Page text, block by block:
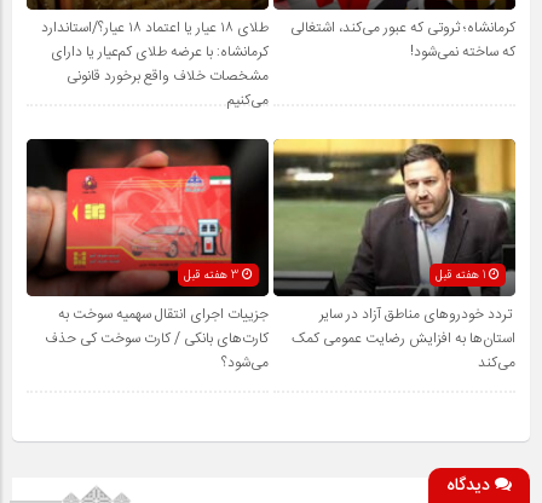
کرمانشاه؛ ثروتی که عبور می‌کند، اشتغالی
که ساخته نمی‌شود!
طلای ۱۸ عیار یا اعتماد ۱۸ عیار؟/استاندارد
کرمانشاه: با عرضه طلای کم‌عیار یا دارای
مشخصات خلاف واقع برخورد قانونی
می‌کنیم
1 هفته قبل
تردد خودروهای مناطق آزاد در سایر
استان‌ها به افزایش رضایت عمومی کمک
می‌کند
جزییات اجرای انتقال سهمیه سوخت به
کارت‌های بانکی / کارت سوخت کی حذف
می‌شود؟
دیدگاه